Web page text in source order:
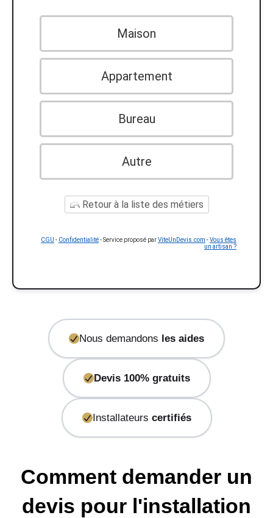
Maison
Appartement
Bureau
Autre
Retour à la liste des métiers
CGU - Confidentialité- Service proposé parViteUnDevis.com -Vous êtes
un artisan ?
Nous demandons les aides
Devis 100% gratuits
Installateurs certifiés
Comment demander un
devis pour l'installation